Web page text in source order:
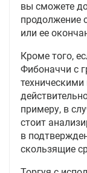
вы сможете
продолжение
или ее
Кроме того,
Фибоначчи с
примеру, в
стоит
в
скользящие